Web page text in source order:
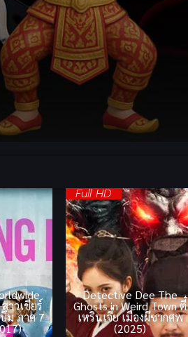
าวเชียร์
ม ภาค 7
Full HD
Detective Dee The
Ghosts in Weird Town ตี๋
เหรินเจี๋ย เมืองผีซากศพ
(2025)